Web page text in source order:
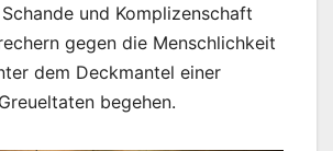
und Komplizenschaft
gegen die Menschlichkeit
dem Deckmantel einer
begehen.